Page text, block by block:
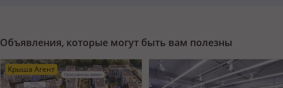
Объявления, которые могут быть вам полезны
Крыша Агент